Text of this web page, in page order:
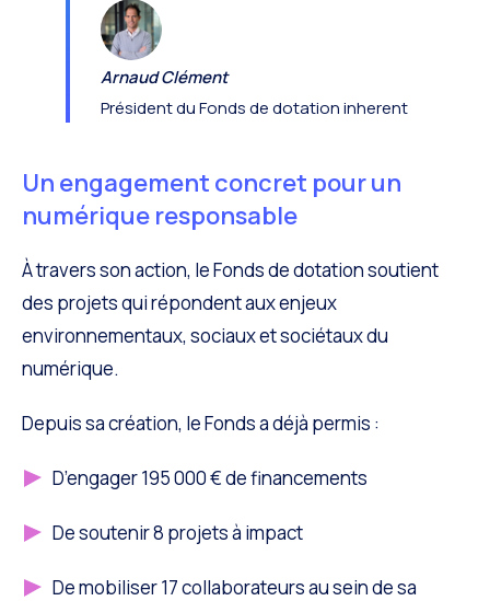
Arnaud Clément
Président du Fonds de dotation inherent
Un engagement concret pour un
numérique responsable
À travers son action, le Fonds de dotation soutient
des projets qui répondent aux enjeux
environnementaux, sociaux et sociétaux du
numérique.
Depuis sa création, le Fonds a déjà permis :
D’engager 195 000 € de financements
De soutenir 8 projets à impact
De mobiliser 17 collaborateurs au sein de sa